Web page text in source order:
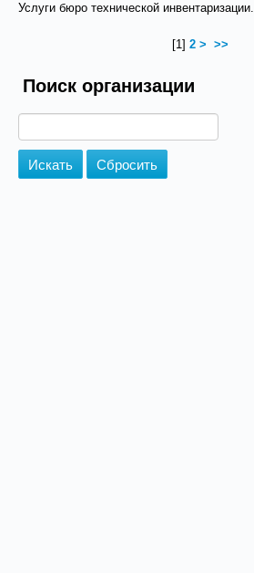
Услуги бюро технической инвентаризации.
[1] 2 > >>
Поиск организации